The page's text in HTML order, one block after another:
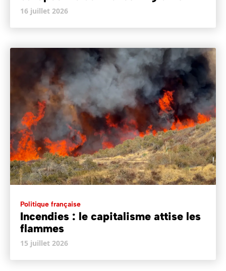
16 juillet 2026
Politique française
Incendies : le capitalisme attise les
flammes
15 juillet 2026